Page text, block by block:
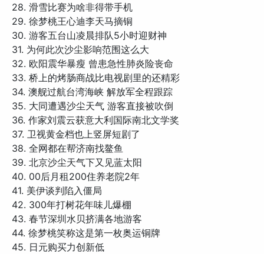
28. 滑雪比赛为啥非得带手机
29. 徐梦桃王心迪李天马摘铜
30. 游客五台山凌晨排队5小时迎财神
31. 为何此次沙尘影响范围这么大
32. 欧阳震华暴瘦 曾患急性肺炎险丧命
33. 桥上的烤肠商战比电视剧里的还精彩
34. 澳舰过航台湾海峡 解放军全程跟踪
35. 大同遭遇沙尘天气 游客直接被吹倒
36. 作家刘震云获意大利国际南北文学奖
37. 卫视黄金档也上竖屏短剧了
38. 全网都在帮济南找鳌鱼
39. 北京沙尘天气下又见蓝太阳
40. 00后月租200住养老院2年
41. 美伊谈判陷入僵局
42. 300年打树花年味儿爆棚
43. 春节深圳水贝挤满各地游客
44. 徐梦桃笑称这是第一枚奥运铜牌
45. 日元购买力创新低